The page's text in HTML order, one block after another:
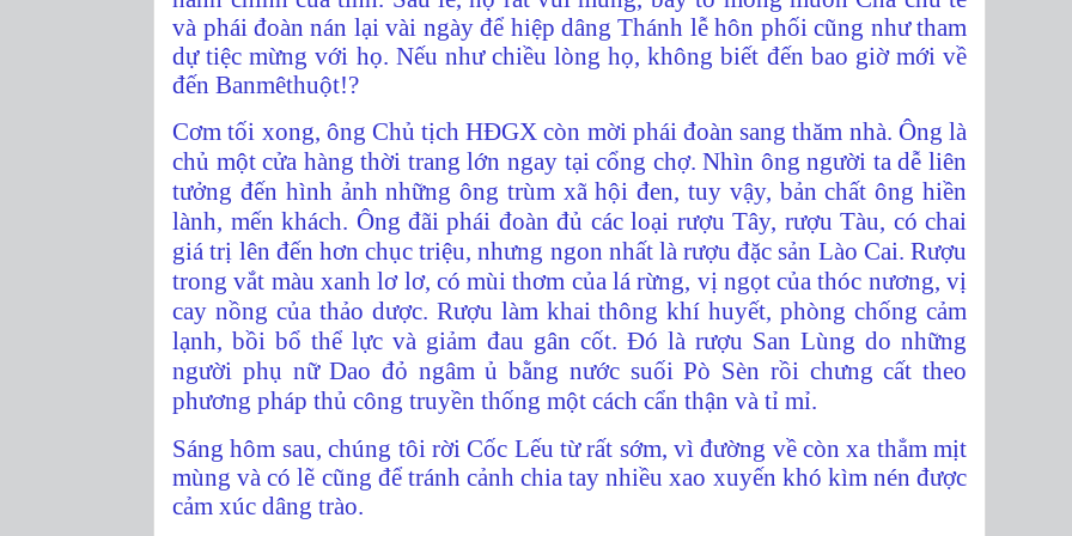
và phái đoàn nán lại vài ngày để hiệp dâng Thánh lễ hôn phối cũng như tham
dự tiệc mừng với họ. Nếu như chiều lòng họ, không biết đến bao giờ mới về
đến Banmêthuột!?
Cơm tối xong, ông Chủ tịch HĐGX còn mời phái đoàn sang thăm nhà. Ông là
chủ một cửa hàng thời trang lớn ngay tại cổng chợ. Nhìn ông người ta dễ liên
tưởng đến hình ảnh những ông trùm xã hội đen, tuy vậy, bản chất ông hiền
lành, mến khách. Ông đãi phái đoàn đủ các loại rượu Tây, rượu Tàu, có chai
giá trị lên đến hơn chục triệu, nhưng ngon nhất là rượu đặc sản Lào Cai. Rượu
trong vắt màu xanh lơ lơ, có mùi thơm của lá rừng, vị ngọt của thóc nương, vị
cay nồng của thảo dược. Rượu làm khai thông khí huyết, phòng chống cảm
lạnh, bồi bổ thể lực và giảm đau gân cốt. Đó là rượu San Lùng do những
người phụ nữ Dao đỏ ngâm ủ bằng nước suối Pò Sèn rồichưng cất theo
phương pháp thủ công truyền thống một cách cẩn thận và tỉ mỉ.
Sáng hôm sau, chúng tôi rời Cốc Lếu từ rất sớm, vì đường về còn xa thẳm mịt
mùng và có lẽ cũng để tránh cảnh chia tay nhiều xao xuyến khó kìm nén được
cảm xúc dâng trào.